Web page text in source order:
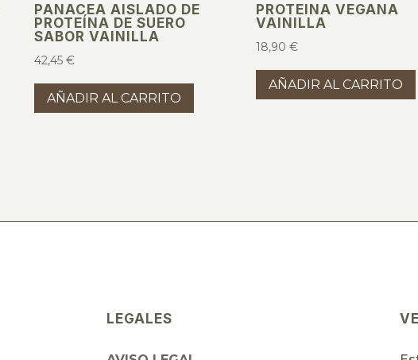
PANACEA AISLADO DE
PROTEÍNA DE SUERO
SABOR VAINILLA
42,45€
AÑADIR AL CARRITO
PROTEINA VEGANA
VAINILLA
18,90€
AÑADIR AL CARRITO
LEGALES